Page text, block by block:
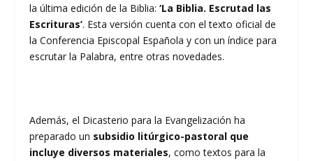
la última edición de la Biblia:‘La Biblia. Escrutad las
Escrituras’. Esta versión cuenta con el texto oficial de
la Conferencia Episcopal Española y con un índice para
escrutar la Palabra, entre otras novedades.
Además, el Dicasterio para la Evangelización ha
preparado un subsidio litúrgico-pastoral que
incluye diversos materiales, como textos para la